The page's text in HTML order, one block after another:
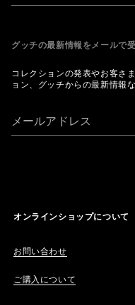
グッチの最新情報をメールで
コレクションの発表やお客さ
ョン、グッチからの最新情報
メールアドレス
オンラインショップについて
お問い合わせ
ご購入について